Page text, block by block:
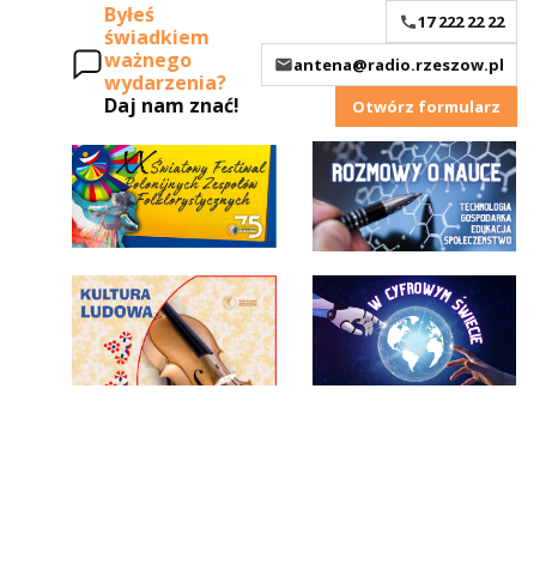
Byłeś
świadkiem
ważnego
wydarzenia?
Daj nam znać!
17 222 22 22
antena@radio.rzeszow.pl
Otwórz formularz